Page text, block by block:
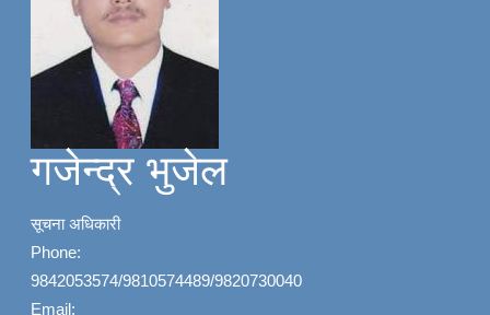
गजेन्द्र भुजेल
सूचना अधिकारी
Phone:
9842053574/9810574489/9820730040
Email: